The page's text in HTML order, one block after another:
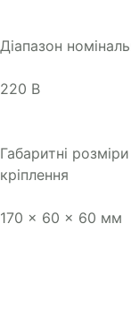
Діапазон
220 В
Габаритні
кріплення
170 x 60 x 60 мм